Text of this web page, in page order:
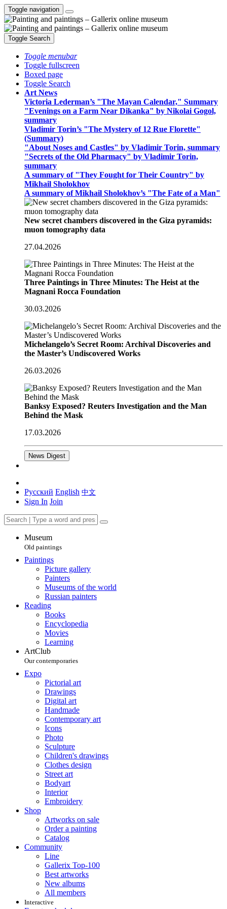
Toggle navigation
Toggle Search
Toggle menubar
Toggle fullscreen
Boxed page
Toggle Search
Art News
Victoria Lederman’s "The Mayan Calendar," Summary
"Evenings on a Farm Near Dikanka" by Nikolai Gogol,
summary
Vladimir Torin’s "The Mystery of 12 Rue Florette"
(Summary)
"About Noses and Castles" by Vladimir Torin, summary
"Secrets of the Old Pharmacy" by Vladimir Torin,
summary
A summary of "They Fought for Their Country" by
Mikhail Sholokhov
A summary of Mikhail Sholokhov’s "The Fate of a Man"
New secret chambers discovered in the Giza pyramids:
muon tomography data
27.04.2026
Three Paintings in Three Minutes: The Heist at the
Magnani Rocca Foundation
30.03.2026
Michelangelo’s Secret Room: Archival Discoveries and
the Master’s Undiscovered Works
26.03.2026
Banksy Exposed? Reuters Investigation and the Man
Behind the Mask
17.03.2026
News Digest
Русский English 中文
Sign In Join
Museum
Old paintings
Paintings
Picture gallery
Painters
Museums of the world
Russian painters
Reading
Books
Encyclopedia
Movies
Learning
ArtClub
Our contemporaries
Expo
Pictorial art
Drawings
Digital art
Handmade
Contemporary art
Icons
Photo
Sculpture
Children's drawings
Clothes design
Street art
Bodyart
Interior
Embroidery
Shop
Artworks on sale
Order a painting
Catalog
Community
Line
Gallerix Top-100
Best artworks
New albums
All members
Interactive